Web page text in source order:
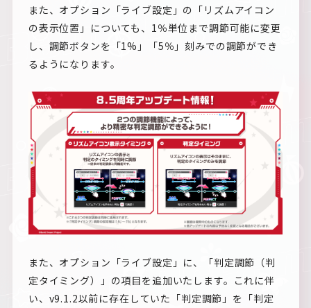
また、オプション「ライブ設定」の「リズムアイコン
の表示位置」についても、1％単位まで調節可能に変更
し、調節ボタンを「1%」「5％」刻みでの調節ができ
るようになります。
また、オプション「ライブ設定」に、「判定調節（判
定タイミング）」の項目を追加いたします。これに伴
い、v9.1.2以前に存在していた「判定調節」を「判定